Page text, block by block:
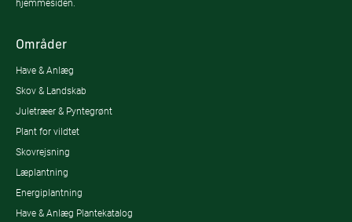
hjemmesiden.
Områder
Have & Anlæg
Skov & Landskab
Juletræer & Pyntegrønt
Plant for vildtet
Skovrejsning
Læplantning
Energiplantning
Have & Anlæg Plantekatalog